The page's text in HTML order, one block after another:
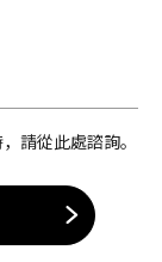
請從此處諮詢。